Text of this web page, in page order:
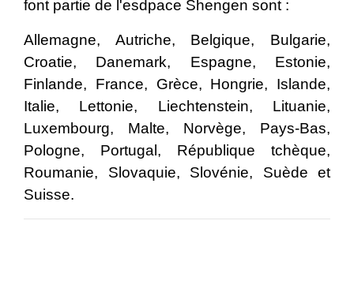
font partie de l'esdpace Shengen sont :
Allemagne, Autriche, Belgique, Bulgarie,
Croatie, Danemark, Espagne, Estonie,
Finlande, France, Grèce, Hongrie, Islande,
Italie, Lettonie, Liechtenstein, Lituanie,
Luxembourg, Malte, Norvège, Pays-Bas,
Pologne, Portugal, République tchèque,
Roumanie, Slovaquie, Slovénie, Suède et
Suisse.